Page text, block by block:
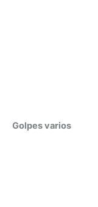
Golpes varios